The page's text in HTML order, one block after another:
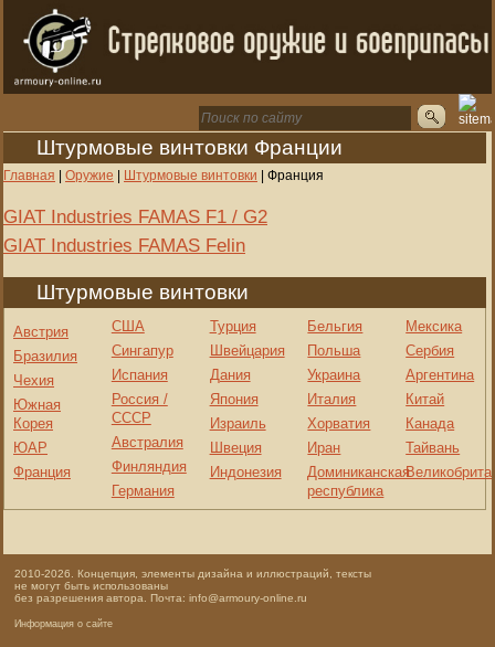
Штурмовые винтовки Франции
Главная | Оружие | Штурмовые винтовки | Франция
GIAT Industries FAMAS F1 / G2
GIAT Industries FAMAS Felin
Штурмовые винтовки
Австрия
Бразилия
Чехия
Южная
Корея
ЮАР
Франция
США
Сингапур
Испания
Россия /
СССР
Австралия
Финляндия
Германия
Турция
Швейцария
Дания
Япония
Израиль
Швеция
Индонезия
Бельгия
Польша
Украина
Италия
Хорватия
Иран
Доминиканская
республика
Мексика
Сербия
Аргентина
Китай
Канада
Тайвань
2010-2026. Концепция, элементы дизайна и иллюстраций, тексты
не могут быть использованы
без разрешения автора. Почта: info@armoury-online.ru
Информация о сайте